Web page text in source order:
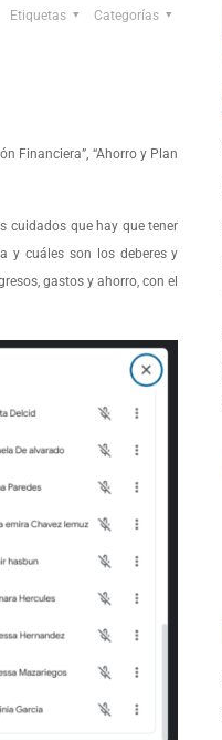
Categorías
Etiquetas
Financiera”, “Ahorro y Plan
cuidados que hay que tener
y cuáles son los deberes y
gastos y ahorro, con el